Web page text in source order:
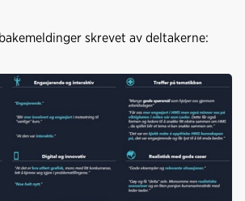
skrevet av deltakerne: